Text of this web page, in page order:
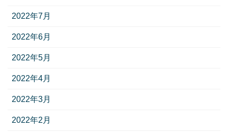
2022年7月
2022年6月
2022年5月
2022年4月
2022年3月
2022年2月